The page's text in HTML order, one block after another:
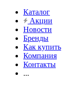
Каталог
Акции
Новости
Бренды
Как купить
Компания
Контакты
...